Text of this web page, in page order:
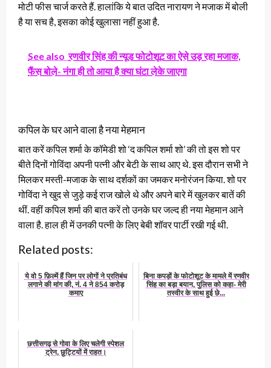
मोटी फीस चार्ज करते हैं. हालांकि ये बात उदित नारायण ने मजाक में बोली
है या सच है, इसका कोई खुलासा नहीं हुआ है.
See also रणवीर सिंह की न्यूड फोटोशूट का ऐसे उड़ रहा मजाक,
फैंस बोले- नंगा ही तो आया है क्या घंटा लेके जाएगा
कपिल के घर आने वाला है नया मेहमान
बात करें कपिल शर्मा के कॉमेडी शो ‘द कपिल शर्मा शो’ की तो इस शो पर
बीते दिनों गोविंदा अपनी पत्नी और बेटी के साथ आए थे. इस दौरान सभी ने
मिलकर मस्ती-मजाक के साथ दर्शकों का जमकर मनोरंजन किया. शो पर
गोविंदा ने खुद से जुड़े कई राज खोले थे और अपने बारे में खुलकर बातें की
थीं. वहीं कपिल शर्मा की बात करें तो उनके घर जल्द ही नया मेहमान आने
वाला है. हाल ही में उनकी पत्नी के लिए बेबी शॉवर पार्टी रखी गई थी.
Related posts:
ये वो 5 फ़िल्में हैं जिन पर लोगों ने प्रतिबंध
लगाने की मांग की, नं. 4 ने 854 करोड़
कमाए
बिना कपड़ों के फोटोशूट के मामले में रणवीर
सिंह का बड़ा बयान, पुलिस को कहा- मेरी
तस्वीर के साथ हुई छे...
छत्तीसगढ़ से गोवा के लिए चलेगी स्पेशल
ट्रेन, छुट्टियों में राहत।